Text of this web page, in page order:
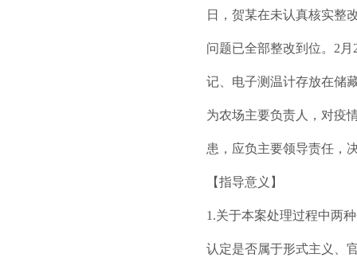
日，贺某在未认真核实整
问题已全部整改到位。2
记、电子测温计存放在储
为农场主要负责人，对疫
患，应负主要领导责任，
【指导意义】
1.关于本案处理过程中两
认定是否属于形式主义、